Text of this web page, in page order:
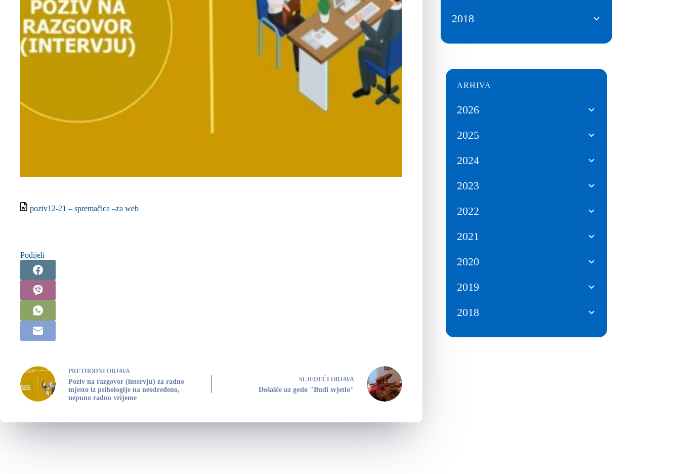
poziv12-21 – spremačica –za web
Podijeli
PRETHODNI OBJAVA
Poziv na razgovor (intervju) za radno
mjesto iz psihologije na neodređeno,
nepuno radno vrijeme
SLJEDEĆI OBJAVA
Došašće uz geslo "Budi svjetlo"
2018
ARHIVA
2026
2025
2024
2023
2022
2021
2020
2019
2018